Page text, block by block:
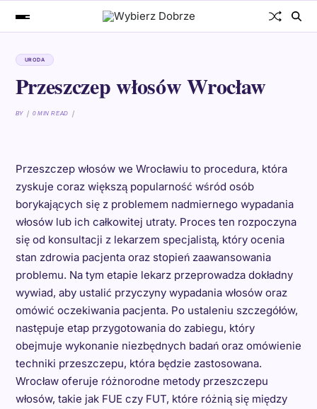
URODA
Przeszczep włosów Wrocław
BY 0 MIN READ
Przeszczep włosów we Wrocławiu to procedura, która
zyskuje coraz większą popularność wśród osób
borykających się z problemem nadmiernego wypadania
włosów lub ich całkowitej utraty. Proces ten rozpoczyna
się od konsultacji z lekarzem specjalistą, który ocenia
stan zdrowia pacjenta oraz stopień zaawansowania
problemu. Na tym etapie lekarz przeprowadza dokładny
wywiad, aby ustalić przyczyny wypadania włosów oraz
omówić oczekiwania pacjenta. Po ustaleniu szczegółów,
następuje etap przygotowania do zabiegu, który
obejmuje wykonanie niezbędnych badań oraz omówienie
techniki przeszczepu, która będzie zastosowana.
Wrocław oferuje różnorodne metody przeszczepu
włosów, takie jak FUE czy FUT, które różnią się między